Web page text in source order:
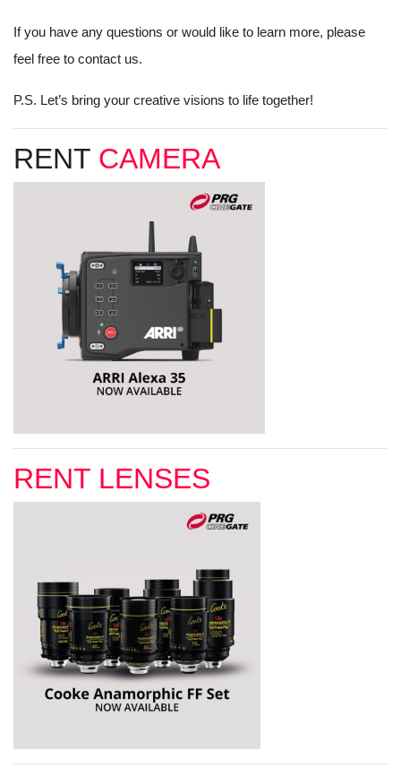
If you have any questions or would like to learn more, please
feel free to contact us.
P.S. Let’s bring your creative visions to life together!
RENT CAMERA
RENT LENSES